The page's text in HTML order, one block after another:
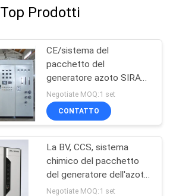
Top Prodotti
CE/sistema del
pacchetto del
generatore azoto SIRA
Oil Gas/di iso PSA
Negotiate MOQ:1 set
CONTATTO
La BV, CCS, sistema
chimico del pacchetto
del generatore dell'azoto
del CE
Negotiate MOQ:1 set